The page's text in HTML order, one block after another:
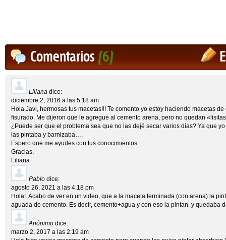
Comentarios(6)
Liliana dice:
diciembre 2, 2016 a las 5:18 am
Hola Javi, hermosas tus macetas!!! Te comento yo estoy haciendo macetas
fisurado. Me dijeron que le agregue al cemento arena, pero no quedan
¿Puede ser que el problema sea que no las dejé secar varios días? Ya que
las pintaba y barnizaba….
Espero que me ayudes con tus conocimientos.
Gracias,
Liliana
Pablo dice:
agosto 26, 2021 a las 4:18 pm
Hola!. Acabo de ver en un video, que a la maceta terminada (con arena) la
aguada de cemento. Es decir, cemento+agua y con eso la pintan. y quedaba
Anónimo dice:
marzo 2, 2017 a las 2:19 am